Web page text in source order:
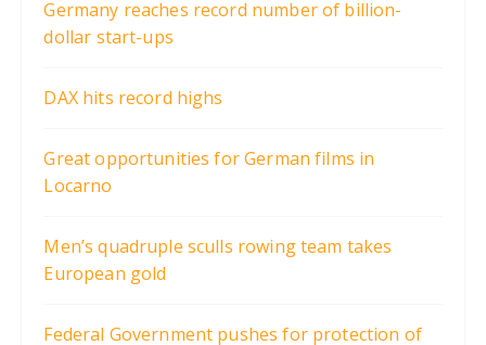
Germany reaches record number of billion-
dollar start-ups
DAX hits record highs
Great opportunities for German films in
Locarno
Men’s quadruple sculls rowing team takes
European gold
Federal Government pushes for protection of